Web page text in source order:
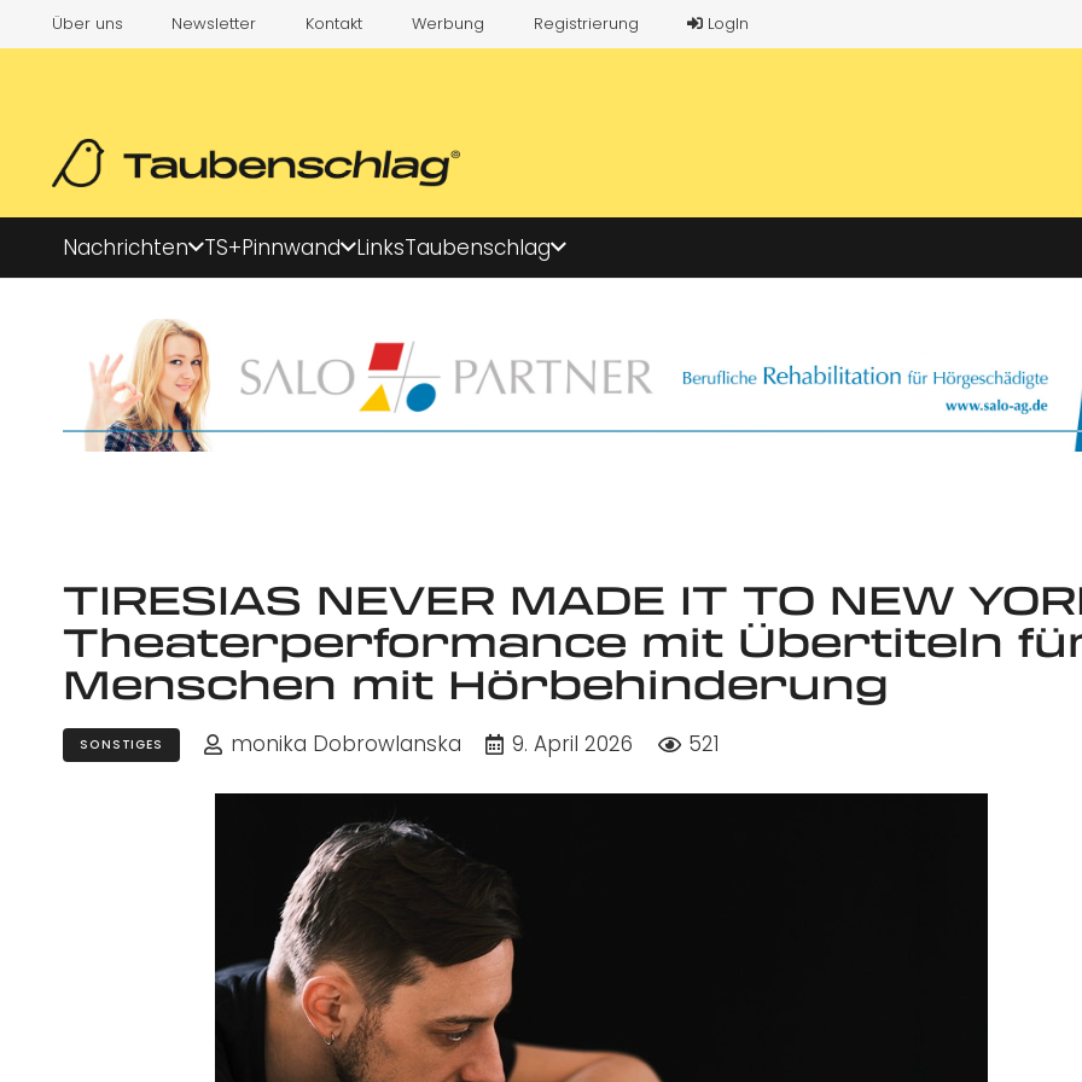
Über uns Newsletter Kontakt Werbung Registrierung LogIn
Nachrichten TS+Pinnwand LinksTaubenschlag
TIRESIAS NEVER MADE IT TO NEW
Theaterperformance mit Übertiteln
Menschen mit Hörbehinderung
SONSTIGES monika Dobrowlanska 9. April 2026 521